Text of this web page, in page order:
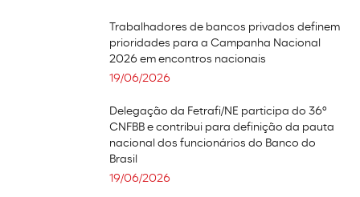
Trabalhadores de bancos privados definem
prioridades para a Campanha Nacional
2026 em encontros nacionais
19/06/2026
Delegação da Fetrafi/NE participa do 36º
CNFBB e contribui para definição da pauta
nacional dos funcionários do Banco do
Brasil
19/06/2026